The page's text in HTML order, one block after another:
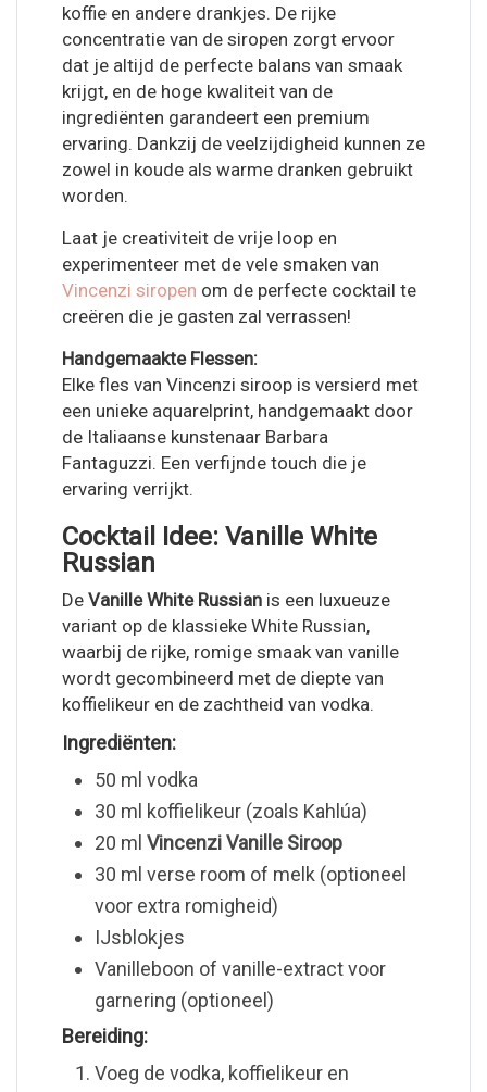
koffie en andere drankjes. De rijke
concentratie van de siropen zorgt ervoor
dat je altijd de perfecte balans van smaak
krijgt, en de hoge kwaliteit van de
ingrediënten garandeert een premium
ervaring. Dankzij de veelzijdigheid kunnen ze
zowel in koude als warme dranken gebruikt
worden.
Laat je creativiteit de vrije loop en
experimenteer met de vele smaken van
Vincenzi siropen om de perfecte cocktail te
creëren die je gasten zal verrassen!
Handgemaakte Flessen:
Elke fles van Vincenzi siroop is versierd met
een unieke aquarelprint, handgemaakt door
de Italiaanse kunstenaar Barbara
Fantaguzzi. Een verfijnde touch die je
ervaring verrijkt.
Cocktail Idee: Vanille White
Russian
De Vanille White Russian is een luxueuze
variant op de klassieke White Russian,
waarbij de rijke, romige smaak van vanille
wordt gecombineerd met de diepte van
koffielikeur en de zachtheid van vodka.
Ingrediënten:
50 ml vodka
30 ml koffielikeur (zoals Kahlúa)
20 ml Vincenzi Vanille Siroop
30 ml verse room of melk (optioneel
voor extra romigheid)
IJsblokjes
Vanilleboon of vanille-extract voor
garnering (optioneel)
Bereiding:
Voeg de vodka, koffielikeur en